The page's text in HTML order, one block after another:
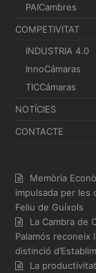
PAICambres
COMPETIVITAT
INDUSTRIA 4.0
InnoCámaras
TICCámaras
NOTÍCIES
CONTACTE
Memòria
impulsada per les
Feliu de Guíxols
La Cambra de
Palamós reconeix
distinció
La